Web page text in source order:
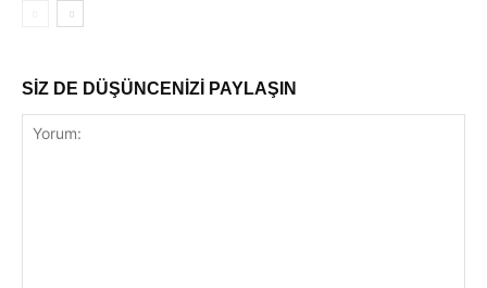
SİZ DE DÜŞÜNCENİZİ PAYLAŞIN